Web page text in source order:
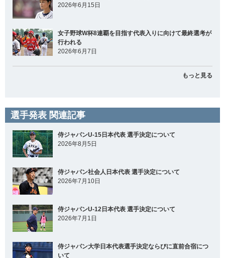
2026年6月15日
女子野球W杯8連覇を目指す代表入りに向けて最終選考が
行われる
2026年6月7日
もっと見る
選手発表 関連記事
侍ジャパンU-15日本代表 選手決定について
2026年8月5日
侍ジャパン社会人日本代表 選手決定について
2026年7月10日
侍ジャパンU-12日本代表 選手決定について
2026年7月1日
侍ジャパン大学日本代表選手決定ならびに直前合宿につ
いて